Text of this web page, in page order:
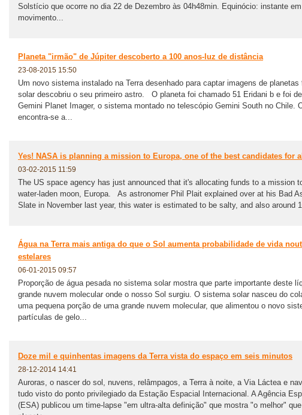
Solstício que ocorre no dia 22 de Dezembro às 04h48min. Equinócio: instante
movimento...
Planeta "irmão" de Júpiter descoberto a 100 anos-luz de distância
23-08-2015 15:50
Um novo sistema instalado na Terra desenhado para captar imagens de
solar descobriu o seu primeiro astro. O planeta foi chamado 51 Eridani b e foi
Gemini Planet Imager, o sistema montado no telescópio Gemini South no Chile.
encontra-se a...
Yes! NASA is planning a mission to Europa, one of the best candidates for
03-02-2015 11:59
The US space agency has just announced that it's allocating funds to a mission
water-laden moon, Europa. As astronomer Phil Plait explained over at his Bad
Slate in November last year, this water is estimated to be salty, and also around
Água na Terra mais antiga do que o Sol aumenta probabilidade de vida
estelares
06-01-2015 09:57
Proporção de água pesada no sistema solar mostra que parte importante deste
grande nuvem molecular onde o nosso Sol surgiu. O sistema solar nasceu do
uma pequena porção de uma grande nuvem molecular, que alimentou o novo
partículas de gelo...
Doze mil e quinhentas imagens da Terra vista do espaço em seis minutos
28-12-2014 14:41
Auroras, o nascer do sol, nuvens, relâmpagos, a Terra à noite, a Via Láctea e
tudo visto do ponto privilegiado da Estação Espacial Internacional. A Agência
(ESA) publicou um time-lapse "em ultra-alta definição" que mostra "o melhor"